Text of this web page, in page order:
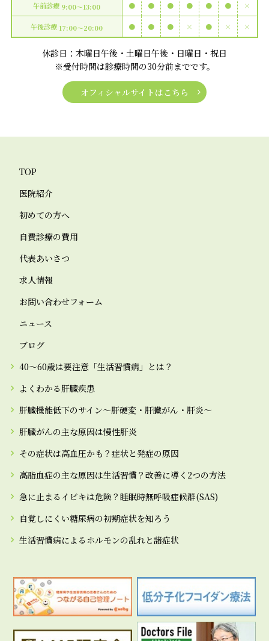
午前診療 9:00〜13:00 ● ● ● ● ● ● ×
午後診療 17:00〜20:00 ● ● ● × ● × ×
休診日：木曜日午後・土曜日午後・日曜日・祝日
※受付時間は診療時間の30分前までです。
オフィシャルサイトはこちら
TOP
医院紹介
初めての方へ
自費診療の費用
代表あいさつ
求人情報
お問い合わせフォーム
ニュース
ブログ
40～60歳は要注意「生活習慣病」とは？
よくわかる肝臓疾患
肝臓機能低下のサイン～肝硬変・肝臓がん・肝炎～
肝臓がんの主な原因は慢性肝炎
その症状は高血圧かも？症状と発症の原因
高脂血症の主な原因は生活習慣？改善に導く2つの方法
急に止まるイビキは危険？睡眠時無呼吸症候群(SAS)
自覚しにくい糖尿病の初期症状を知ろう
生活習慣病によるホルモンの乱れと諸症状